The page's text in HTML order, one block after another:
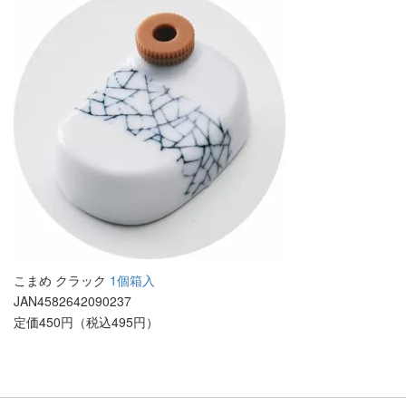
こまめ クラック 1個箱入
JAN4582642090237
定価450円（税込495円）